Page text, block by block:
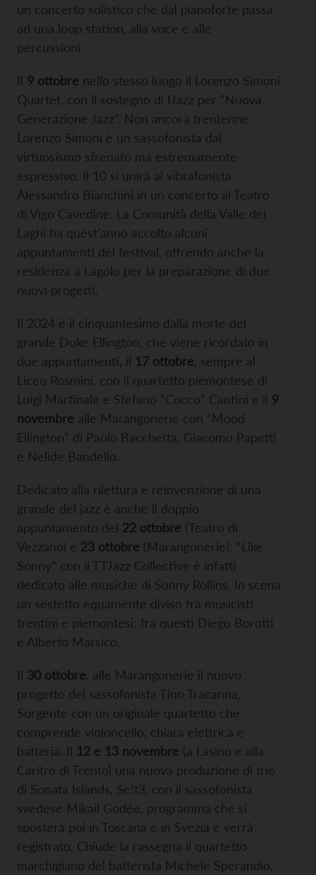
un concerto solistico che dal pianoforte passa
ad una loop station, alla voce e alle
percussioni.
Il 9 ottobre nello stesso luogo il Lorenzo Simoni
Quartet, con il sostegno di IJazz per “Nuova
Generazione Jazz”. Non ancora trentenne
Lorenzo Simoni è un sassofonista dal
virtuosismo sfrenato ma estremamente
espressivo. Il 10 si unirà al vibrafonista
Alessandro Bianchini in un concerto al Teatro
di Vigo Cavedine. La Comunità della Valle dei
Laghi ha quest’anno accolto alcuni
appuntamenti del festival, offrendo anche la
residenza a Lagolo per la preparazione di due
nuovi progetti.
Il 2024 è il cinquantesimo dalla morte del
grande Duke Ellington, che viene ricordato in
due appuntamenti, il 17 ottobre , sempre al
Liceo Rosmini, con il quartetto piemontese di
Luigi Martinale e Stefano “Cocco” Cantini e il 9
novembre alle Marangonerie con “Mood
Ellington” di Paolo Bacchetta, Giacomo Papetti
e Nelide Bandello.
Dedicato alla rilettura e reinvenzione di una
grande del jazz è anche il doppio
appuntamento del 22 ottobre (Teatro di
Vezzano) e 23 ottobre (Marangonerie): “Like
Sonny” con il TTJazz Collective è infatti
dedicato alle musiche di Sonny Rollins. In scena
un sestetto equamente diviso fra musicisti
trentini e piemontesi: fra questi Diego Borotti
e Alberto Marsico.
Il 30 ottobre , alle Marangonerie il nuovo
progetto del sassofonista Tino Tracanna,
Sorgente con un originale quartetto che
comprende violoncello, chiara elettrica e
batteria. Il 12 e 13 novembre (a Lasino e alla
Caritro di Trento) una nuova produzione di trio
di Sonata Islands, Se!t3, con il sassofonista
svedese Mikail Godée, programma che si
sposterà poi in Toscana e in Svezia e verrà
registrato. Chiude la rassegna il quartetto
marchigiano del batterista Michele Sperandio,